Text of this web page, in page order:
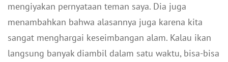
mengiyakan pernyataan teman saya. Dia juga
menambahkan bahwa alasannya juga karena kita
sangat menghargai keseimbangan alam. Kalau ikan
langsung banyak diambil dalam satu waktu, bisa-bisa